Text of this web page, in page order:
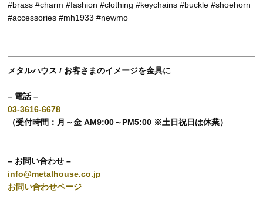
#brass #charm #fashion #clothing #keychains #buckle #shoehorn
#accessories #mh1933 #newmo
メタルハウス / お客さまのイメージを金具に
– 電話 –
03-3616-6678
（受付時間：月～金 AM9:00～PM5:00 ※土日祝日は休業）
– お問い合わせ –
info@metalhouse.co.jp
お問い合わせページ